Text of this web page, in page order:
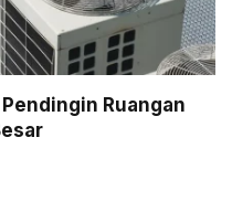
Ruangan